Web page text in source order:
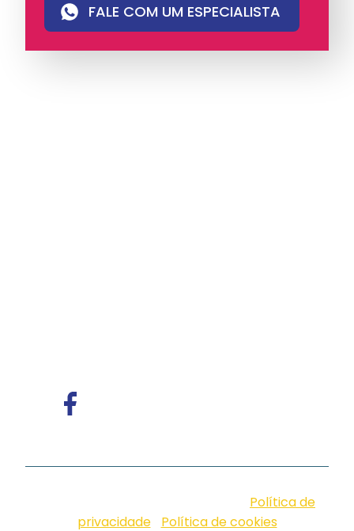
FALE COM UM ESPECIALISTA
Política de
privacidade| Política de cookies